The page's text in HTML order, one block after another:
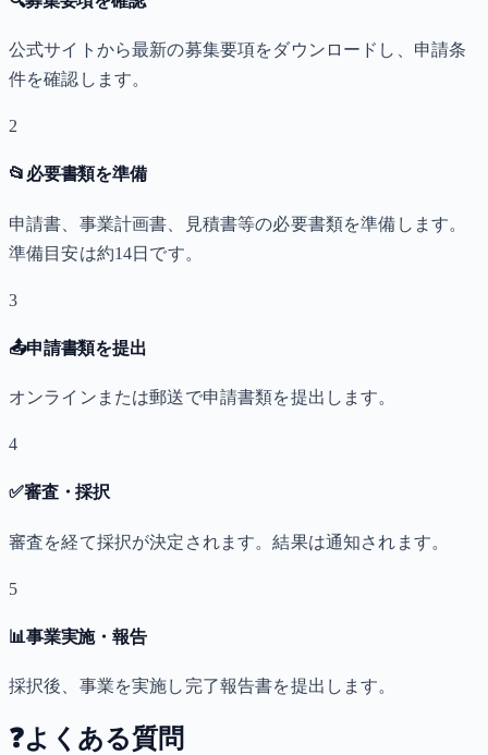
公式サイトから最新の募集要項をダウンロードし、申請条
件を確認します。
2
📂 必要書類を準備
申請書、事業計画書、見積書等の必要書類を準備します。
準備目安は約14日です。
3
📤申請書類を提出
オンラインまたは郵送で申請書類を提出します。
4
✅審査・採択
審査を経て採択が決定されます。結果は通知されます。
5
📊事業実施・報告
採択後、事業を実施し完了報告書を提出します。
❓よくある質問